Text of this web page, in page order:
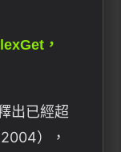
，
出已經超
），